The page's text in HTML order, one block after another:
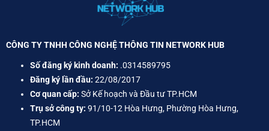
CÔNG TY TNHH CÔNG NGHỆ THÔNG TIN NETWORK HUB
Số đăng ký kinh doanh: .0314589795
Đăng ký lần đầu: 22/08/2017
Cơ quan cấp: Sở Kế hoạch và Đầu tư TP.HCM
Trụ sở công ty: 91/10-12 Hòa Hưng, Phường Hòa Hưng,
TP.HCM